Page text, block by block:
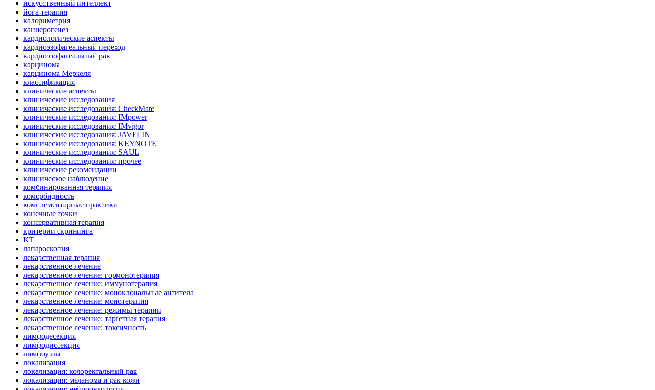
искусственный интеллект
йога-терапия
калориметрия
канцерогенез
кардиологические аспекты
кардиоэзофагеальный переход
кардиоэзофагеальный рак
карцинома
карцинома Меркеля
классификация
клинические аспекты
клинические исследования
клинические исследования: CheckMate
клинические исследования: IMpower
клинические исследования: IMvigor
клинические исследования: JAVELIN
клинические исследования: KEYNOTE
клинические исследования: SAUL
клинические исследования: прочее
клинические рекомендации
клиническое наблюдение
комбинированная терапия
коморбидность
комплементарные практики
конечные точки
консервативная терапия
критерии скрининга
КТ
лапароскопия
лекарственная терапия
лекарственное лечение
лекарственное лечение: гормонотерапия
лекарственное лечение: иммунотерапия
лекарственное лечение: моноклональные антитела
лекарственное лечение: монотерапия
лекарственное лечение: режимы терапии
лекарственное лечение: таргетная терапия
лекарственное лечение: токсичность
лимфодесекция
лимфодиссекция
лимфоузлы
локализация
локализация: колоректальный рак
локализация: меланома и рак кожи